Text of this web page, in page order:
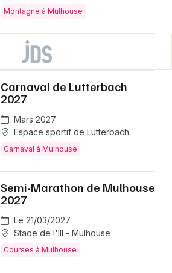
Montagne à Mulhouse
Carnaval de Lutterbach
2027
Mars 2027
Espace sportif de Lutterbach
Carnaval à Mulhouse
Semi-Marathon de Mulhouse
2027
Le 21/03/2027
Stade de l'Ill - Mulhouse
Courses à Mulhouse